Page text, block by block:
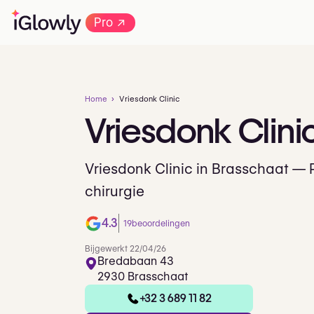
Pro→
Home Vriesdonk Clinic
Vriesdonk
Vriesdonk Clinic in Brasschaat —
chirurgie
4.3 19beoordelingen
Bijgewerkt 22/04/26
Bredabaan 43
2930 Brasschaat
+32 3 689 11 82